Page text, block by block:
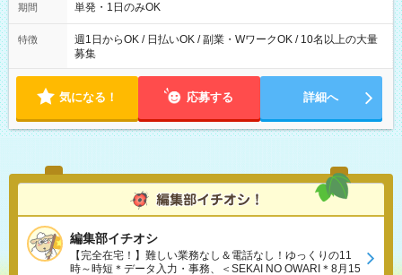
期間 単発・1日のみOK
特徴
週1日からOK / 日払いOK / 副業・WワークOK / 10名以上の大量
募集
気になる！ 応募する 詳細へ
編集部イチオシ
【完全在宅！】難しい業務なし＆電話なし！ゆっくりの11
時～時短＊データ入力・事務、＜SEKAI NO OWARI＊8月15